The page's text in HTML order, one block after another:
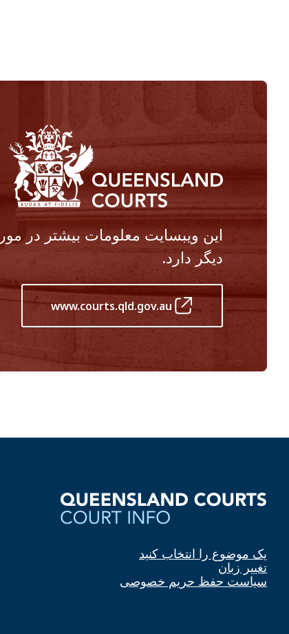
این ویبسایت معلومات بیشتر در
دیگر دارد.
www.courts.qld.gov.au
یک موضوع را انتخاب کنید
تغییر زبان
سیاست حفظ حریم خصوصی